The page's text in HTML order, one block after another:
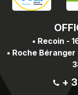
• Recoin -
• Roche
+